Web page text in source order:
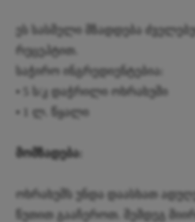
ეს სასმელი მზადდება
რეცეპტით.
საჭირო ინგრედიენტებია:
• 5 ს/კ დაჭრილი ოხრახუში
• 1 ლ. წყალი
მომზადება:
ოხრახუშს უნდა დაასხათ
წუთით გააჩეროთ. შემდეგ